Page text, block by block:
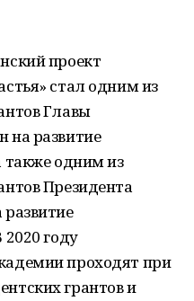
проект
стал одним из
Главы
на развитие
также одним из
Президента
году
проходят при
грантов и